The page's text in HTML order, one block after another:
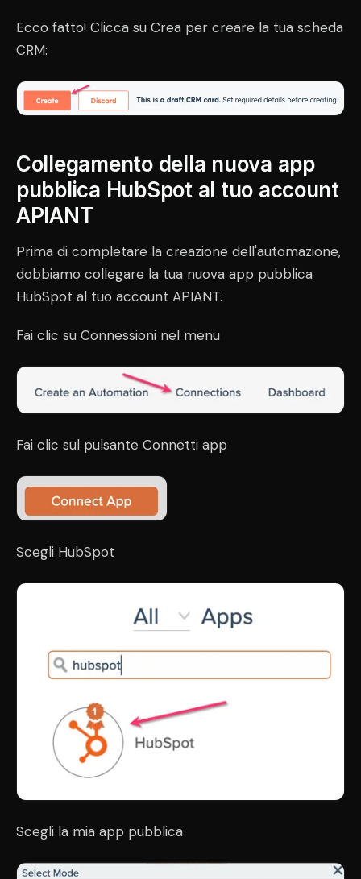
Ecco fatto! Clicca su Crea per creare la tua scheda
CRM:
Collegamento della nuova app
pubblica HubSpot al tuo account
APIANT
Prima di completare la creazione dell'automazione,
dobbiamo collegare la tua nuova app pubblica
HubSpot al tuo account APIANT.
Fai clic su Connessioni nel menu
Fai clic sul pulsante Connetti app
Scegli HubSpot
Scegli la mia app pubblica